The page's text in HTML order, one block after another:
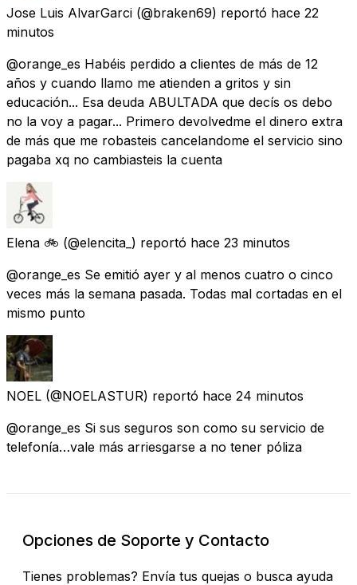
Jose Luis AlvarGarci (@braken69) reportó hace 22
minutos
@orange_es Habéis perdido a clientes de más de 12
años y cuando llamo me atienden a gritos y sin
educación... Esa deuda ABULTADA que decís os debo
no la voy a pagar... Primero devolvedme el dinero extra
de más que me robasteis cancelandome el servicio sino
pagaba xq no cambiasteis la cuenta
Elena 🚲 (@elencita_) reportó hace 23 minutos
@orange_es Se emitió ayer y al menos cuatro o cinco
veces más la semana pasada. Todas mal cortadas en el
mismo punto
NOEL (@NOELASTUR) reportó hace 24 minutos
@orange_es Si sus seguros son como su servicio de
telefonía…vale más arriesgarse a no tener póliza
Opciones de Soporte y Contacto
Tienes problemas? Envía tus quejas o busca ayuda